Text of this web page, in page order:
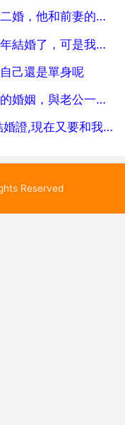
我跟老公結婚十多年了，我們都是二婚，他和前妻的女兒要結婚了，他女兒讓他媽來家裡過夜陪她，我心裡不高
和老公從高中在一起十多年了，去年結婚了，可是我婆婆總是說我那不會這不會，昨天我情緒不好和我婆婆吵架
己還是單身呢
結婚十多年了，一直苦心經營著我的婚姻，與老公一起攜手辛苦打拼，終於從一無所有到基本還算過得去，一直
我結婚十多年了,男方都不和我辦結婚證,現在又要和我離婚,我該咱辦
Reserved